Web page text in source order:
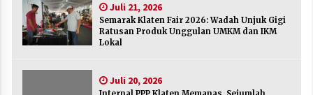
Internal PPP Klaten Memanas, Sejumlah Ketua
PAC Nyatakan Mundur Massal
Merayakan Sekolah sebagai Rumah Kedua
Juli 21, 2026
Semarak Klaten Fair 2026: Wadah Unjuk Gigi
Ratusan Produk Unggulan UMKM dan IKM
Lokal
Juli 20, 2026